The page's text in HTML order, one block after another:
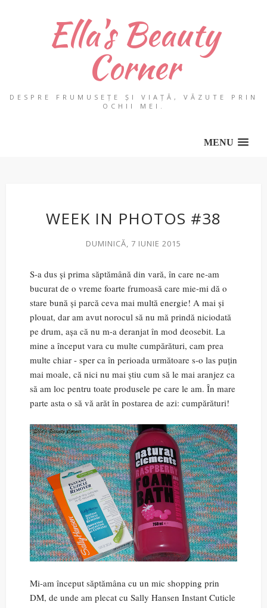
Ella's Beauty
Corner
DESPRE FRUMUSEȚE ȘI VIAȚĂ, VĂZUTE PRIN
OCHII MEI.
MENU
WEEK IN PHOTOS #38
DUMINICĂ, 7 IUNIE 2015
S-a dus și prima săptămână din vară, în care ne-am
bucurat de o vreme foarte frumoasă care mie-mi dă o
stare bună și parcă ceva mai multă energie! A mai și
plouat, dar am avut norocul să nu mă prindă niciodată
pe drum, așa că nu m-a deranjat în mod deosebit. La
mine a început vara cu multe cumpărături, cam prea
multe chiar - sper ca în perioada următoare s-o las puțin
mai moale, că nici nu mai știu cum să le mai aranjez ca
să am loc pentru toate produsele pe care le am. În mare
parte asta o să vă arăt în postarea de azi: cumpărături!
Mi-am început săptămâna cu un mic shopping prin
DM, de unde am plecat cu Sally Hansen Instant Cuticle